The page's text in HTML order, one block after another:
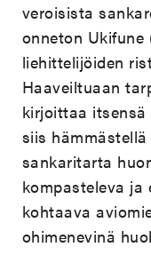
veroisista
onneton Ukifune
liehittelijöiden
Haaveiltuaan
kirjoittaa
siis
sankaritarta
kompasteleva ja
kohtaava
ohimenevinä